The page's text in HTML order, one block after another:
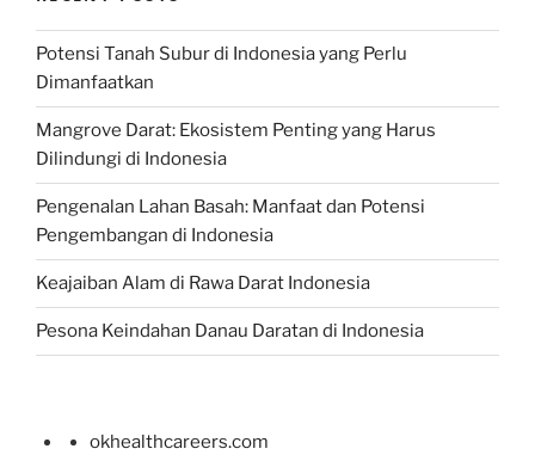
Potensi Tanah Subur di Indonesia yang Perlu
Dimanfaatkan
Mangrove Darat: Ekosistem Penting yang Harus
Dilindungi di Indonesia
Pengenalan Lahan Basah: Manfaat dan Potensi
Pengembangan di Indonesia
Keajaiban Alam di Rawa Darat Indonesia
Pesona Keindahan Danau Daratan di Indonesia
okhealthcareers.com